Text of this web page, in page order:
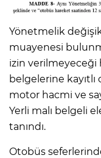
Yönetmelik
muayenesi
izin verilmeyeceği
belgelerine
motor hacmi ve
Yerli malı belgeli
tanındı.
Otobüs